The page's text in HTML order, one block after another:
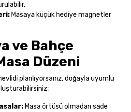
Masaya küçük hediye magnetler
ve Bahçe
Düzeni
planlıyorsanız, doğayla uyumlu
Masa örtüsü olmadan sade